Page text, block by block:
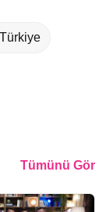
Tümünü Gör